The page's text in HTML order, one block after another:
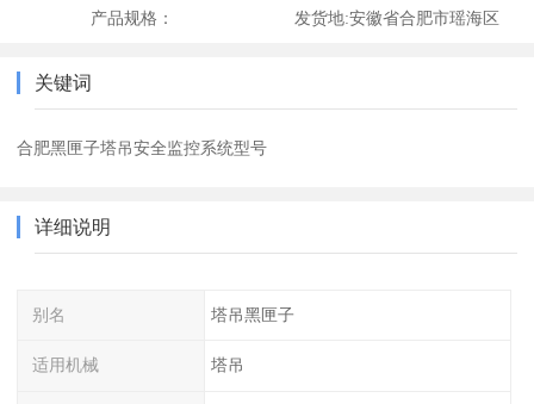
产品规格： 发货地:安徽省合肥市瑶海区
关键词
合肥黑匣子塔吊安全监控系统型号
详细说明
别名 塔吊黑匣子
适用机械 塔吊